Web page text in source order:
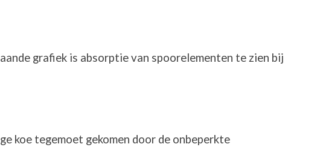
grafiek is absorptie van spoorelementen te zien bij
koe tegemoet gekomen door de onbeperkte